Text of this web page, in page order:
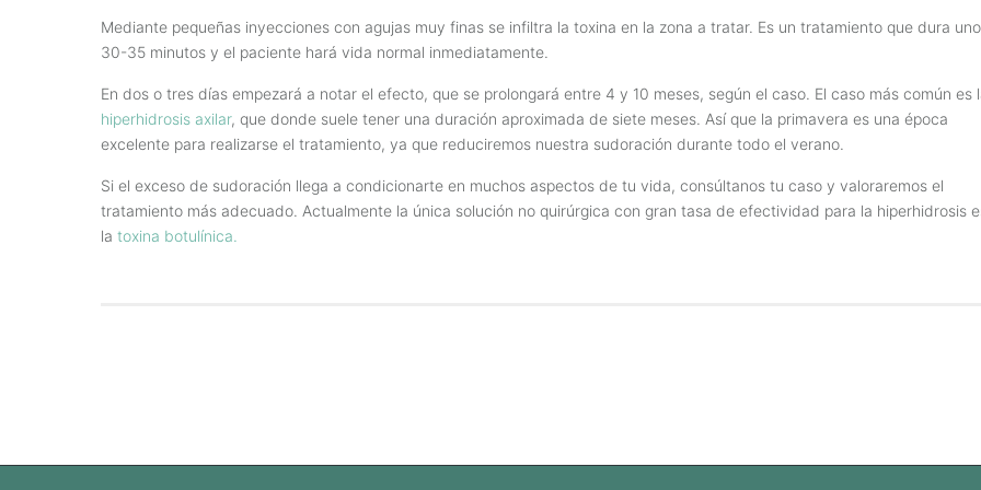
Mediante pequeñas inyecciones con agujas muy finas se infiltra la toxina en la zona a tratar. Es un tratamiento que dura
30-35 minutos y el paciente hará vida normal inmediatamente.
En dos o tres días empezará a notar el efecto, que se prolongará entre 4 y 10 meses, según el caso. El caso más común es
hiperhidrosis axilar, que donde suele tener una duración aproximada de siete meses. Así que la primavera es una época
excelente para realizarse el tratamiento, ya que reduciremos nuestra sudoración durante todo el verano.
Si el exceso de sudoración llega a condicionarte en muchos aspectos de tu vida, consúltanos tu caso y valoraremos el
tratamiento más adecuado. Actualmente la única solución no quirúrgica con gran tasa de efectividad para la hiperhidrosis
la toxina botulínica.